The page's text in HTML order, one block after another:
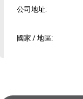
公司地址:
國家 / 地區: